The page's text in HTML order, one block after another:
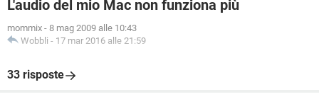
L'audio del mio Mac non funziona più
mommix - 8 mag 2009 alle 10:43
Wobbli - 17 mar 2016 alle 21:59
33 risposte